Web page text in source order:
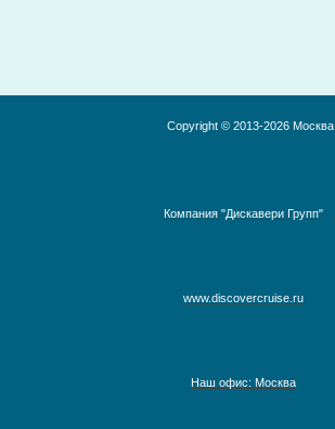
Copyright © 2013-2026 Москва
Компания "Дискавери Групп"
www.discovercruise.ru
Наш офис: Москва